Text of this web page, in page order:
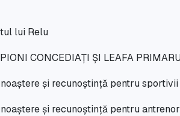
lui Relu
CONCEDIAȚI ȘI LEAFA
și recunoștință pentru
și recunoștință pentru